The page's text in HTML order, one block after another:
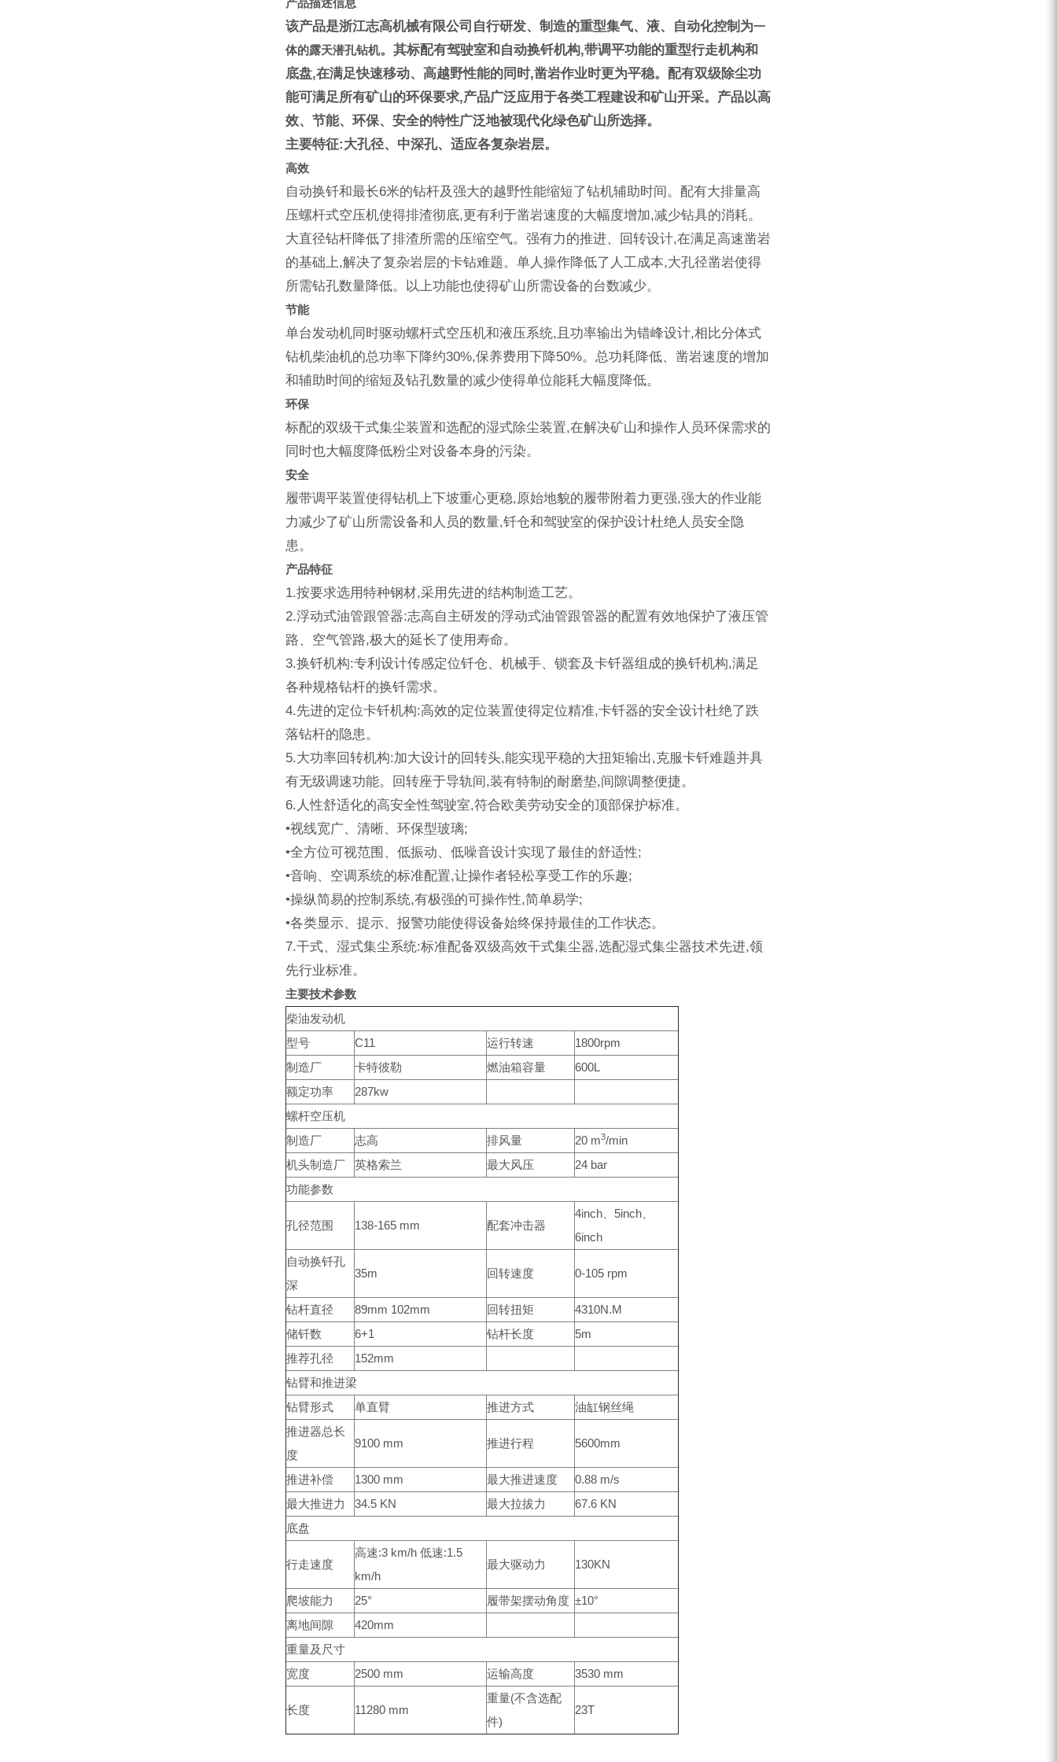
水井专用螺杆空压机
该产品是浙江志高机械有限公司自行研发、制造的重型集气、液、自动化控制为一
体的露天潜孔钻机。其标配有驾驶室和自动换钎机构,带调平功能的重型行走机构和
底盘,在满足快速移动、高越野性能的同时,凿岩作业时更为平稳。配有双级除尘功
能可满足所有矿山的环保要求,产品广泛应用于各类工程建设和矿山开采。产品以高
效、节能、环保、安全的特性广泛地被现代化绿色矿山所选择。
主要特征:大孔径、中深孔、适应各复杂岩层。
高效
自动换钎和最长6米的钻杆及强大的越野性能缩短了钻机辅助时间。配有大排量高
压螺杆式空压机使得排渣彻底,更有利于凿岩速度的大幅度增加,减少钻具的消耗。
大直径钻杆降低了排渣所需的压缩空气。强有力的推进、回转设计,在满足高速凿岩
的基础上,解决了复杂岩层的卡钻难题。单人操作降低了人工成本,大孔径凿岩使得
所需钻孔数量降低。以上功能也使得矿山所需设备的台数减少。
节能
单台发动机同时驱动螺杆式空压机和液压系统,且功率输出为错峰设计,相比分体式
钻机柴油机的总功率下降约30%,保养费用下降50%。总功耗降低、凿岩速度的增加
和辅助时间的缩短及钻孔数量的减少使得单位能耗大幅度降低。
环保
标配的双级干式集尘装置和选配的湿式除尘装置,在解决矿山和操作人员环保需求的
同时也大幅度降低粉尘对设备本身的污染。
安全
履带调平装置使得钻机上下坡重心更稳,原始地貌的履带附着力更强,强大的作业能
力减少了矿山所需设备和人员的数量,钎仓和驾驶室的保护设计杜绝人员安全隐
患。
产品特征
1.按要求选用特种钢材,采用先进的结构制造工艺。
2.浮动式油管跟管器:志高自主研发的浮动式油管跟管器的配置有效地保护了液压管
路、空气管路,极大的延长了使用寿命。
3.换钎机构:专利设计传感定位钎仓、机械手、锁套及卡钎器组成的换钎机构,满足
各种规格钻杆的换钎需求。
4.先进的定位卡钎机构:高效的定位装置使得定位精准,卡钎器的安全设计杜绝了跌
落钻杆的隐患。
5.大功率回转机构:加大设计的回转头,能实现平稳的大扭矩输出,克服卡钎难题并具
有无级调速功能。回转座于导轨间,装有特制的耐磨垫,间隙调整便捷。
6.人性舒适化的高安全性驾驶室,符合欧美劳动安全的顶部保护标准。
•视线宽广、清晰、环保型玻璃;
•全方位可视范围、低振动、低噪音设计实现了最佳的舒适性;
•音响、空调系统的标准配置,让操作者轻松享受工作的乐趣;
•操纵简易的控制系统,有极强的可操作性,简单易学;
•各类显示、提示、报警功能使得设备始终保持最佳的工作状态。
7.干式、湿式集尘系统:标准配备双级高效干式集尘器,选配湿式集尘器技术先进,领
先行业标准。
主要技术参数
柴油发动机
型号
C11 运行转速
1800rpm
制造厂
卡特彼勒 燃油箱容量
600L
额定功率
287kw
螺杆空压机
制造厂
志高 排风量 20 m3/min
机头制造厂
英格索兰 最大风压
24 bar
功能参数
孔径范围 138-165 mm 配套冲击器
4inch、5inch、
6inch
自动换钎孔
深
35m 回转速度 0-105 rpm
钻杆直径 89mm 102mm 回转扭矩
4310N.M
储钎数
6+1 钻杆长度
5m
推荐孔径
152mm
钻臂和推进梁
钻臂形式
单直臂 推进方式
油缸钢丝绳
推进器总长
度
9100 mm 推进行程 5600mm
推进补偿 1300 mm 最大推进速度
0.88 m/s
最大推进力
34.5 KN 最大拉拔力
67.6 KN
底盘
行走速度
高速:3 km/h 低速:1.5
km/h
最大驱动力 130KN
爬坡能力 25° 履带架摆动角度 ±10°
离地间隙
420mm
重量及尺寸
宽度
2500 mm 运输高度 3530 mm
长度 11280 mm
重量(不含选配
件)
23T